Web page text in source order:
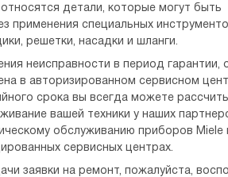
детали, которые могут быть
применения специальных
решетки, насадки и шланги.
неисправности в период гарантии,
в авторизированном сервисном
срока вы всегда можете
вашей техники у наших
обслуживанию приборов Miele
сервисных центрах.
заявки на ремонт, пожалуйста,